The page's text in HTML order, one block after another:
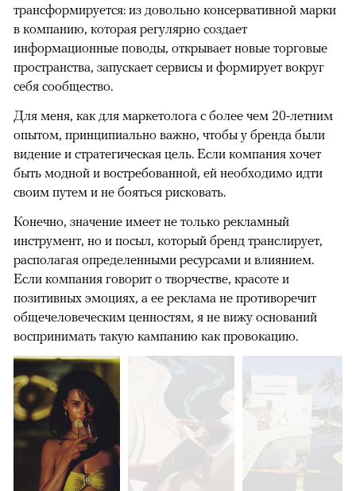
трансформируется: из довольно консервативной марки
в компанию, которая регулярно создает
информационные поводы, открывает новые торговые
пространства, запускает сервисы и формирует вокруг
себя сообщество.
Для меня, как для маркетолога с более чем 20-летним
опытом, принципиально важно, чтобы у бренда были
видение и стратегическая цель. Если компания хочет
быть модной и востребованной, ей необходимо идти
своим путем и не бояться рисковать.
Конечно, значение имеет не только рекламный
инструмент, но и посыл, который бренд транслирует,
располагая определенными ресурсами и влиянием.
Если компания говорит о творчестве, красоте и
позитивных эмоциях, а ее реклама не противоречит
общечеловеческим ценностям, я не вижу оснований
воспринимать такую кампанию как провокацию.